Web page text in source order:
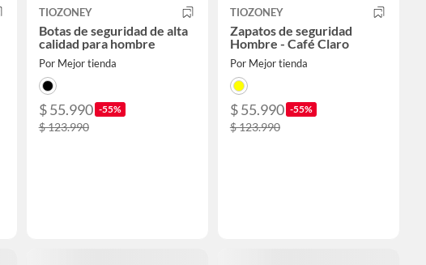
TIOZONEY
Botas de seguridad de alta
calidad para hombre
Por Mejor tienda
$ 55.990 -55%
$ 123.990
TIOZONEY
Zapatos de seguridad
Hombre - Café Claro
Por Mejor tienda
$ 55.990 -55%
$ 123.990